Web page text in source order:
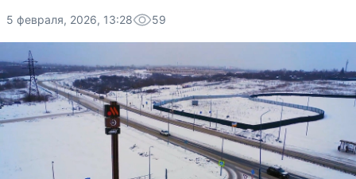
5 февраля, 2026, 13:28 59